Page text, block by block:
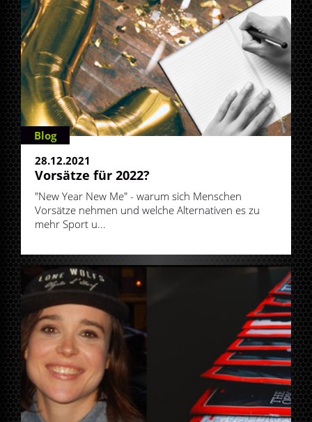
Blog
28.12.2021
Vorsätze für 2022?
"New Year New Me" - warum sich Menschen
Vorsätze nehmen und welche Alternativen es zu
mehr Sport u...